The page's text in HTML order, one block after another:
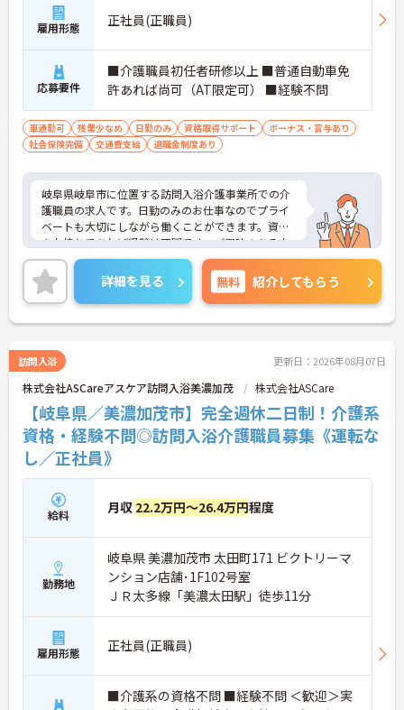
雇用形態 正社員(正職員)
応募要件
■介護職員初任者研修以上 ■普通自動車免
許あれば尚可（AT限定可） ■経験不問
車通勤可 残業少なめ 日勤のみ 資格取得サポート
ボーナス・賞与あり
社会保険完備
交通費支給 退職金制度あり
岐阜県岐阜市に位置する訪問入浴介護事業所での介
護職員の求人です。日勤のみのお仕事なのでプライ
ベートも大切にしながら働くことができます。資格
をお持ちであれば経験は不問です。ご興味のある方
には、面接対策ポイント等、さらに詳細をお話しし
ますのでお気軽にご相談ください！
詳細を見る 無料 紹介してもらう
訪問入浴 更新日：2026年08月07日
株式会社ASCareアスケア訪問入浴美濃加茂 株式会社ASCare
【岐阜県／美濃加茂市】完全週休二日制！介護系
資格・経験不問◎訪問入浴介護職員募集《運転な
し／正社員》
給料 月収 22.2万円～26.4万円程度
勤務地
岐阜県 美濃加茂市 太田町171 ビクトリーマ
ンション店舗･1F102号室
ＪＲ太多線「美濃太田駅」徒歩11分
雇用形態 正社員(正職員)
■介護系の資格不問 ■経験不問 ＜歓迎＞実